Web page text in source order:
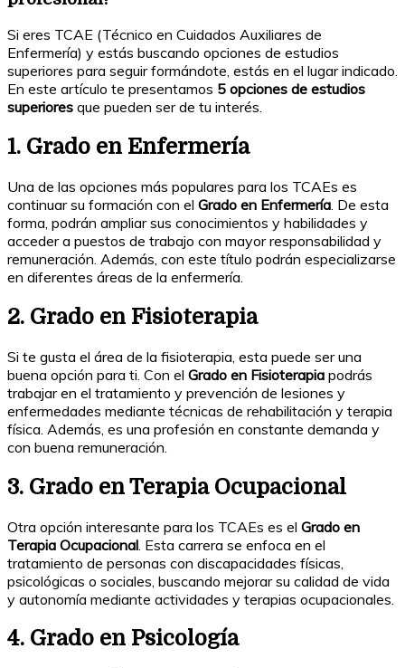
Si eres TCAE (Técnico en Cuidados Auxiliares de
Enfermería) y estás buscando opciones de estudios
superiores para seguir formándote, estás en el lugar indicado.
En este artículo te presentamos 5 opciones de estudios
superiores que pueden ser de tu interés.
1. Grado en Enfermería
Una de las opciones más populares para los TCAEs es
continuar su formación con el Grado en Enfermería . De esta
forma, podrán ampliar sus conocimientos y habilidades y
acceder a puestos de trabajo con mayor responsabilidad y
remuneración. Además, con este título podrán especializarse
en diferentes áreas de la enfermería.
2. Grado en Fisioterapia
Si te gusta el área de la fisioterapia, esta puede ser una
buena opción para ti. Con el Grado en Fisioterapia podrás
trabajar en el tratamiento y prevención de lesiones y
enfermedades mediante técnicas de rehabilitación y terapia
física. Además, es una profesión en constante demanda y
con buena remuneración.
3. Grado en Terapia Ocupacional
Otra opción interesante para los TCAEs es el Grado en
Terapia Ocupacional . Esta carrera se enfoca en el
tratamiento de personas con discapacidades físicas,
psicológicas o sociales, buscando mejorar su calidad de vida
y autonomía mediante actividades y terapias ocupacionales.
4. Grado en Psicología